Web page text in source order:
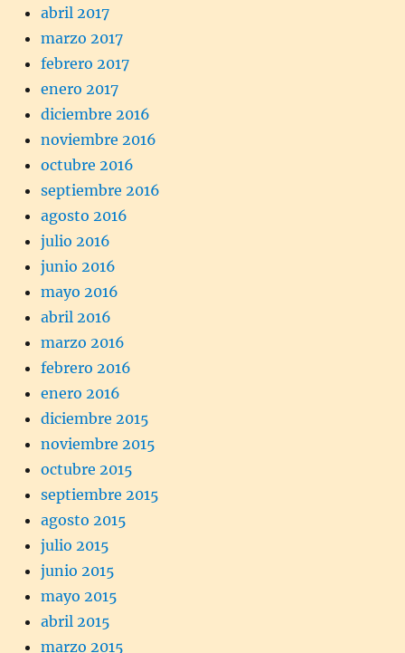
abril 2017
marzo 2017
febrero 2017
enero 2017
diciembre 2016
noviembre 2016
octubre 2016
septiembre 2016
agosto 2016
julio 2016
junio 2016
mayo 2016
abril 2016
marzo 2016
febrero 2016
enero 2016
diciembre 2015
noviembre 2015
octubre 2015
septiembre 2015
agosto 2015
julio 2015
junio 2015
mayo 2015
abril 2015
marzo 2015